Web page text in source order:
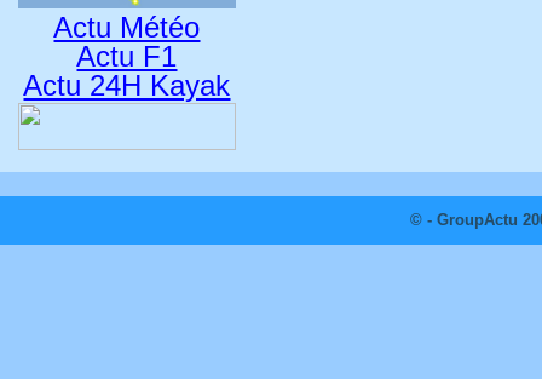
Actu Météo
Actu F1
Actu 24H Kayak
© - GroupActu